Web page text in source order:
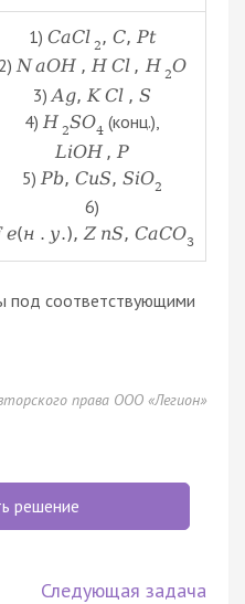
1) CaCl 2 , C, Pt
2)NaOH , H Cl , H 2O
3)Ag, KCl , S
4) H 2SO4 (конц.),
LiOH , P
5) Pb, CuS, SiO2
6)
e(н . у.), Z nS, CaCO3
под соответствующими
права ООО «Легион»
решение
Следующая задача